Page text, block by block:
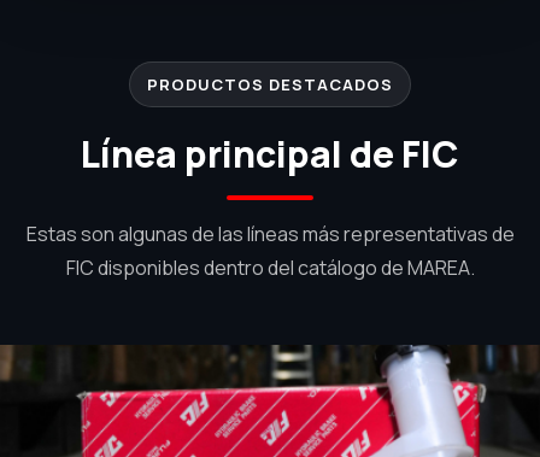
PRODUCTOS DESTACADOS
Línea principal de FIC
Estas son algunas de las líneas más representativas de
FIC disponibles dentro del catálogo de MAREA.